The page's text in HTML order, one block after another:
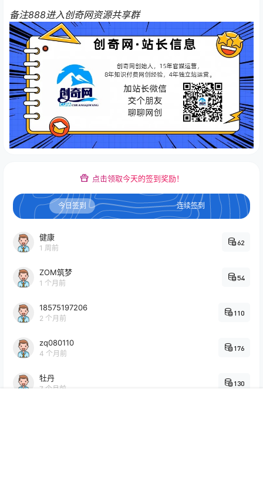
备注888进入创奇网资源共享群
点击领取今天的签到奖励！
今日签到 连续签到
健康
1 周前
62
ZOM筑梦
1 个月前
54
18575197206
2 个月前
110
zq080110
4 个月前
176
牡丹
7 个月前
130